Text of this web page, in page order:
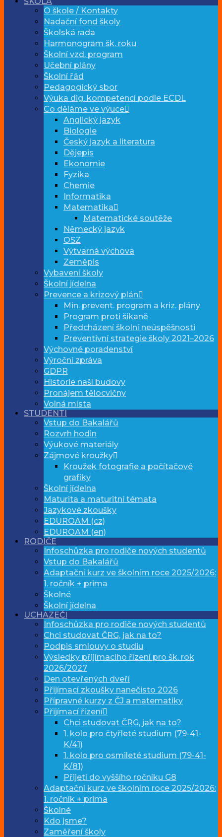
O škole / Kontakty
Nadační fond školy
Školská rada
Harmonogram šk. roku
Školní vzd. program
Učební plány
Školní řád
Pedagogický sbor
Výuka dig. kompetencí podle ECDL
Co děláme ve výuce
Anglický jazyk
Biologie
Český jazyk a literatura
Dějepis
Ekonomie
Fyzika
Chemie
Informatika
Matematika
Matematické soutěže
Německý jazyk
OSZ
Výtvarná výchova
Zeměpis
Vybavení školy
Školní jídelna
Prevence a krizový plán
Min. prevent. program a kriz. plány
Program proti šikaně
Předcházení školní neúspěšnosti
Preventivní strategie školy 2021–2026
Výchovné poradenství
Výroční zpráva
GDPR
Historie naší budovy
Pronájem tělocvičny
Volná místa
STUDENTI
Vstup do Bakalářů
Rozvrh hodin
Výukové materiály
Zájmové kroužky
Kroužek fotografie a počítačové
grafiky
Školní jídelna
Maturita a maturitní témata
Jazykové zkoušky
EDUROAM (cz)
EDUROAM (en)
RODIČE
Infoschůzka pro rodiče nových studentů
Vstup do Bakalářů
Adaptační kurz ve školním roce 2025/2026:
1. ročník + prima
Školné
Školní jídelna
UCHAZEČI
Infoschůzka pro rodiče nových studentů
Chci studovat ČRG, jak na to?
Podpis smlouvy o studiu
Výsledky přijímacího řízení pro šk. rok
2026/2027
Den otevřených dveří
Přijímací zkoušky nanečisto 2026
Přípravné kurzy z ČJ a matematiky
Přijímací řízení
Chci studovat ČRG, jak na to?
1. kolo pro čtyřleté studium (79-41-
K/41)
1. kolo pro osmileté studium (79-41-
K/81)
Přijetí do vyššího ročníku G8
Adaptační kurz ve školním roce 2025/2026:
1. ročník + prima
Školné
Kdo jsme?
Zaměření školy